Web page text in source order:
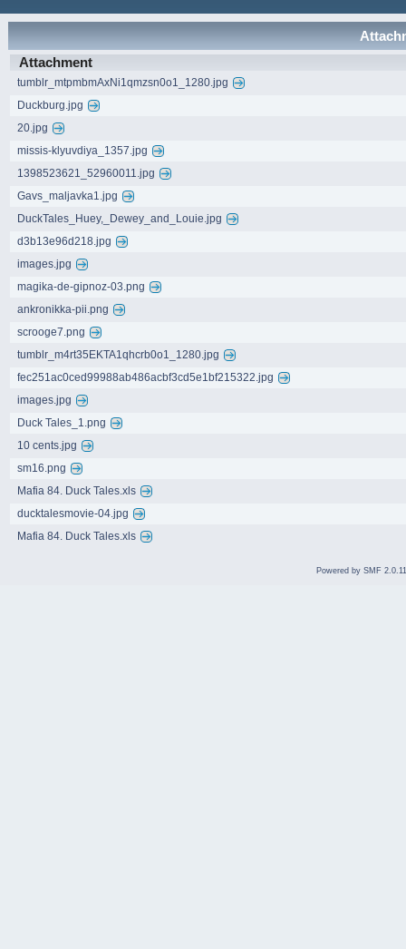
Attachment
tumblr_mtpmbmAxNi1qmzsn0o1_1280.jpg
Duckburg.jpg
20.jpg
missis-klyuvdiya_1357.jpg
1398523621_52960011.jpg
Gavs_maljavka1.jpg
DuckTales_Huey,_Dewey_and_Louie.jpg
d3b13e96d218.jpg
images.jpg
magika-de-gipnoz-03.png
ankronikka-pii.png
scrooge7.png
tumblr_m4rt35EKTA1qhcrb0o1_1280.jpg
fec251ac0ced99988ab486acbf3cd5e1bf215322.jpg
images.jpg
Duck Tales_1.png
10 cents.jpg
sm16.png
Mafia 84. Duck Tales.xls
ducktalesmovie-04.jpg
Mafia 84. Duck Tales.xls
Powered by SMF 2.0.11